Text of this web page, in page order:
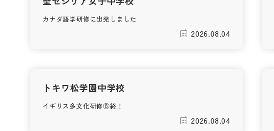
カナダ語学研修に出発しました
2026.08.04
トキワ松学園中学校
イギリス多文化研修⑧終！
2026.08.04